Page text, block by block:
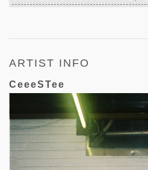
ARTIST INFO
CeeeSTee